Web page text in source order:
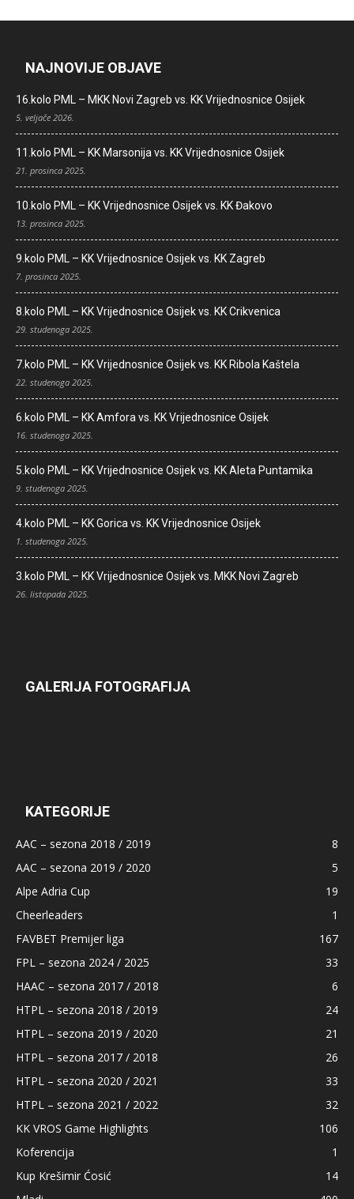
NAJNOVIJE OBJAVE
16.kolo PML – MKK Novi Zagreb vs. KK Vrijednosnice Osijek
5. veljače 2026.
11.kolo PML – KK Marsonija vs. KK Vrijednosnice Osijek
21. prosinca 2025.
10.kolo PML – KK Vrijednosnice Osijek vs. KK Đakovo
13. prosinca 2025.
9.kolo PML – KK Vrijednosnice Osijek vs. KK Zagreb
7. prosinca 2025.
8.kolo PML – KK Vrijednosnice Osijek vs. KK Crikvenica
29. studenoga 2025.
7.kolo PML – KK Vrijednosnice Osijek vs. KK Ribola Kaštela
22. studenoga 2025.
6.kolo PML – KK Amfora vs. KK Vrijednosnice Osijek
16. studenoga 2025.
5.kolo PML – KK Vrijednosnice Osijek vs. KK Aleta Puntamika
9. studenoga 2025.
4.kolo PML – KK Gorica vs. KK Vrijednosnice Osijek
1. studenoga 2025.
3.kolo PML – KK Vrijednosnice Osijek vs. MKK Novi Zagreb
26. listopada 2025.
GALERIJA FOTOGRAFIJA
KATEGORIJE
AAC – sezona 2018 / 2019
8
AAC – sezona 2019 / 2020
5
Alpe Adria Cup
19
Cheerleaders
1
FAVBET Premijer liga
167
FPL – sezona 2024 / 2025
33
HAAC – sezona 2017 / 2018
6
HTPL – sezona 2018 / 2019
24
HTPL – sezona 2019 / 2020
21
HTPL – sezona 2017 / 2018
26
HTPL – sezona 2020 / 2021
33
HTPL – sezona 2021 / 2022
32
KK VROS Game Highlights
106
Koferencija
1
Kup Krešimir Ćosić
14